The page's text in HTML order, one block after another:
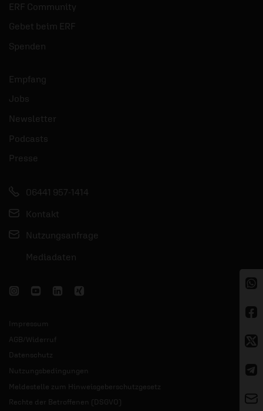
ERF Community
Gebet beim ERF
Spenden
Empfang
Jobs
Newsletter
Podcasts
Presse
06441 957-1414
Kontakt
Nutzungsanfrage
Mediadaten
Impressum
AGB/Widerruf
Datenschutz
Nutzungsbedingungen
Meldestelle zum Hinweisgeberschutzgesetz
Rechte der Betroffenen (DSGVO)